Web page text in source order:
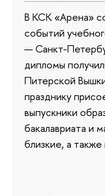
В КСК «Арена»
событий
— Санкт-
дипломы
Питерской
празднику
выпускники
бакалавриата и
близкие, а